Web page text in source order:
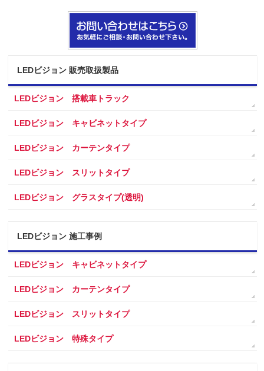
LEDビジョン 販売取扱製品
LEDビジョン 搭載車トラック
LEDビジョン キャビネットタイプ
LEDビジョン カーテンタイプ
LEDビジョン スリットタイプ
LEDビジョン グラスタイプ(透明)
LEDビジョン 施工事例
LEDビジョン キャビネットタイプ
LEDビジョン カーテンタイプ
LEDビジョン スリットタイプ
LEDビジョン 特殊タイプ